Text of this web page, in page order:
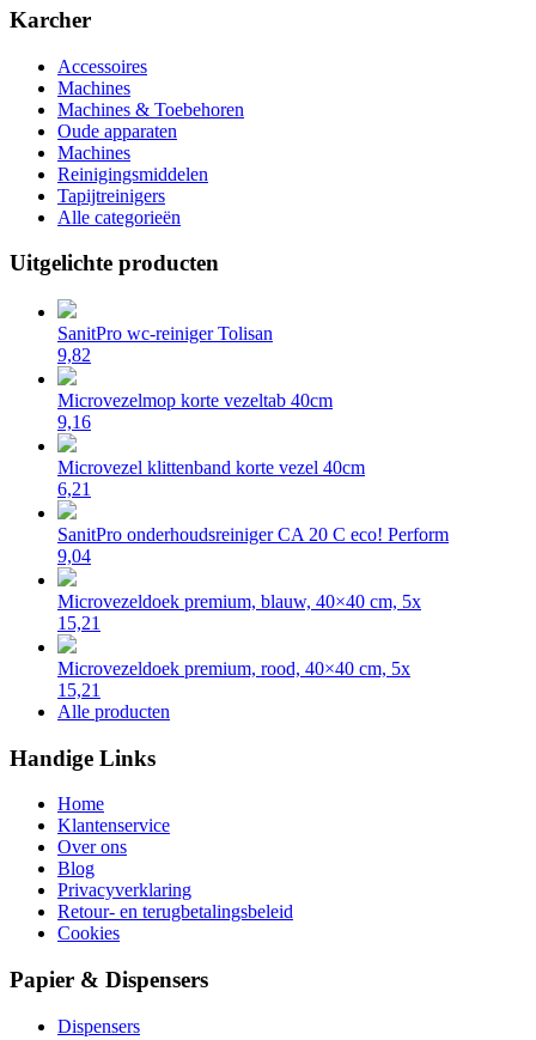
Karcher
Accessoires
Machines
Machines & Toebehoren
Oude apparaten
Machines
Reinigingsmiddelen
Tapijtreinigers
Alle categorieën
Uitgelichte producten
SanitPro wc-reiniger Tolisan
9,82
Microvezelmop korte vezeltab 40cm
9,16
Microvezel klittenband korte vezel 40cm
6,21
SanitPro onderhoudsreiniger CA 20 C eco! Perform
9,04
Microvezeldoek premium, blauw, 40×40 cm, 5x
15,21
Microvezeldoek premium, rood, 40×40 cm, 5x
15,21
Alle producten
Handige Links
Home
Klantenservice
Over ons
Blog
Privacyverklaring
Retour- en terugbetalingsbeleid
Cookies
Papier & Dispensers
Dispensers